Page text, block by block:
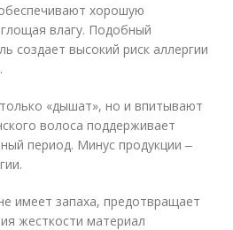
хорошую
влагу. Подобный
создает высокий риск аллергии
«дышат», но и впитывают
волоса поддерживает
период. Минус продукции ‒
имеет запаха, предотвращает
жесткости материал